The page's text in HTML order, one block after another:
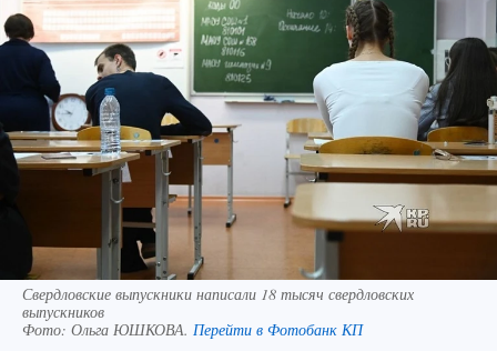
Свердловские выпускники написали 18 тысяч свердловских
выпускников
Фото: Ольга ЮШКОВА. Перейти в Фотобанк КП